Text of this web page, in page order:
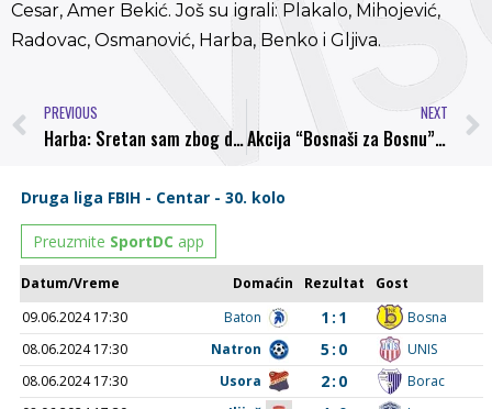
Cesar, Amer Bekić. Još su igrali: Plakalo, Mihojević,
Radovac, Osmanović, Harba, Benko i Gljiva.
PREVIOUS
Harba: Sretan sam zbog dolaska u Sarajevo, čast je igrati pred navijačima Bordo kluba
NEXT
Akcija “Bosnaši za Bosnu” ponovno aktuelna